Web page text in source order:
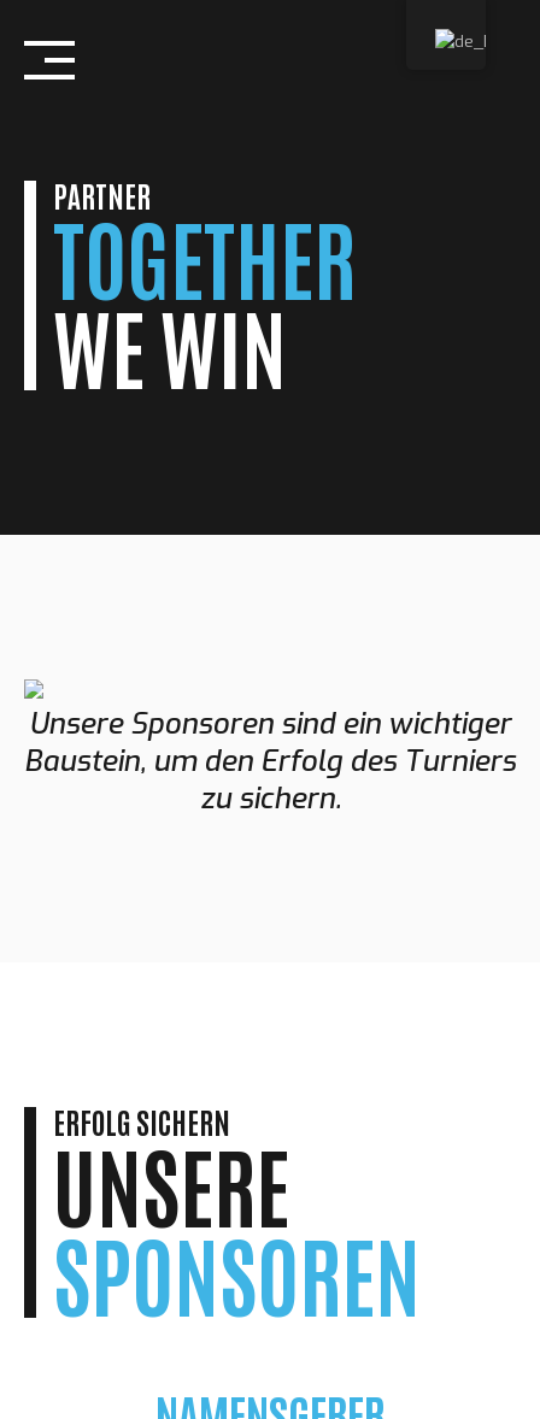
content
PARTNER
TOGETHER
WE WIN
Unsere Sponsoren sind ein wichtiger
Baustein, um den Erfolg des Turniers
zu sichern.
ERFOLG SICHERN
UNSERE
SPONSOREN